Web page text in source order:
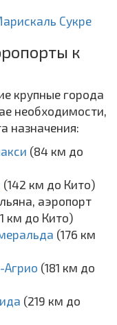
Сукре
к
крупные города
необходимости,
назначения:
(84 км до
(142 км до Кито)
аэропорт
км до Кито)
(176 км
Агрио (181 км до
(219 км до